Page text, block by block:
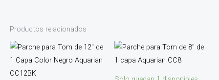
Productos relacionados